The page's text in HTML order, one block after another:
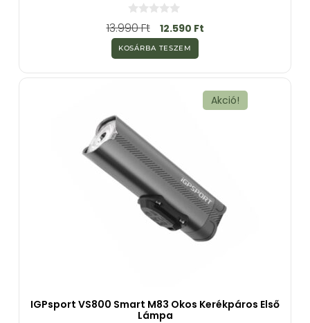
0
a
5
-
b
ő
13.990Ft 12.590 Ft
KOSÁRBA TESZEM
Akció!
IGPsport VS800 Smart M83 Okos Kerékpáros Első
Lámpa